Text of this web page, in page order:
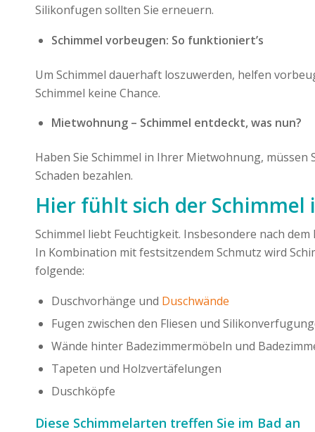
Silikonfugen sollten Sie erneuern.
Schimmel vorbeugen: So funktioniert’s
Um Schimmel dauerhaft loszuwerden, helfen
Schimmel keine Chance.
Mietwohnung – Schimmel entdeckt, was nun?
Haben Sie Schimmel in Ihrer Mietwohnung,
Schaden bezahlen.
Hier fühlt sich der Schimmel
Schimmel liebt Feuchtigkeit. Insbesondere nach
In Kombination mit festsitzendem Schmutz wird
folgende:
Duschvorhänge und Duschwände
Fugen zwischen den Fliesen und
Wände hinter Badezimmermöbeln und
Tapeten und Holzvertäfelungen
Duschköpfe
Diese Schimmelarten treffen Sie im Bad an